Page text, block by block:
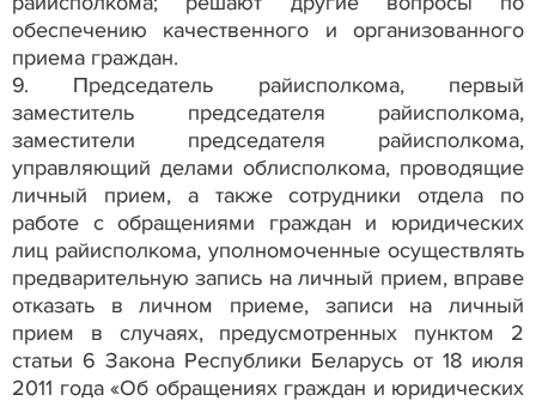
обеспечению качественного и организованного
приема граждан.
9. Председатель райисполкома, первый
заместитель председателя райисполкома,
заместители председателя райисполкома,
управляющий делами облисполкома, проводящие
личный прием, а также сотрудники отдела по
работе с обращениями граждан и юридических
лиц райисполкома, уполномоченные осуществлять
предварительную запись на личный прием, вправе
отказать в личном приеме, записи на личный
прием в случаях, предусмотренных пунктом 2
статьи 6 Закона Республики Беларусь от 18 июля
2011 года «Об обращениях граждан и юридических